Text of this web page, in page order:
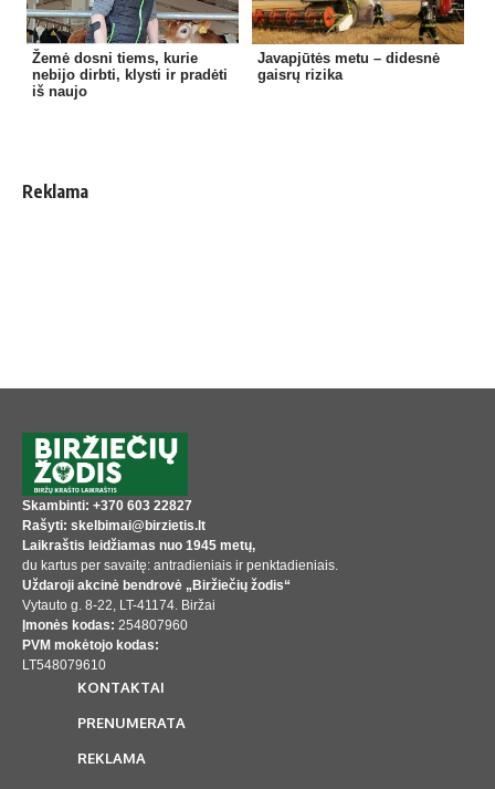
Žemė dosni tiems, kurie
nebijo dirbti, klysti ir pradėti
iš naujo
Javapjūtės metu – didesnė
gaisrų rizika
Reklama
Skambinti: +370 603 22827
Rašyti: skelbimai@birzietis.lt
Laikraštis leidžiamas nuo 1945 metų,
du kartus per savaitę: antradieniais ir penktadieniais.
Uždaroji akcinė bendrovė „Biržiečių žodis“
Vytauto g. 8-22, LT-41174. Biržai
Įmonės kodas: 254807960
PVM mokėtojo kodas:
LT548079610
KONTAKTAI
PRENUMERATA
REKLAMA